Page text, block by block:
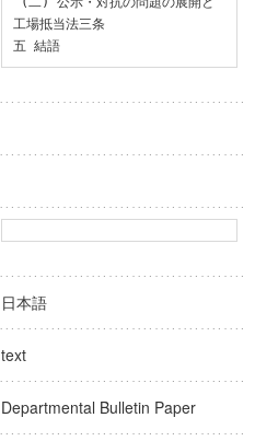
工場抵当法三条
五 結語
日本語
text
Departmental Bulletin Paper